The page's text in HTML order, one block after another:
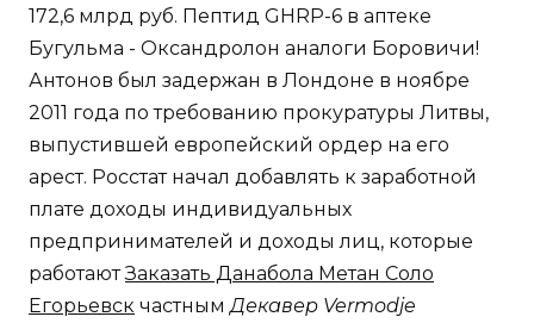
172,6 млрд руб. Пептид GHRP-6 в аптеке
Бугульма - Оксандролон аналоги Боровичи!
Антонов был задержан в Лондоне в ноябре
2011 года по требованию прокуратуры Литвы,
выпустившей европейский ордер на его
арест. Росстат начал добавлять к заработной
плате доходы индивидуальных
предпринимателей и доходы лиц, которые
работаютЗаказать Данабола Метан Соло
Егорьевск частнымДекавер Vermodje